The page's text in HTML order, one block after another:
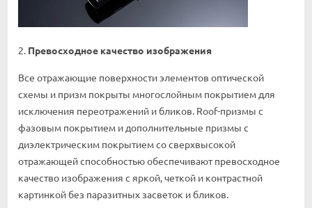
2. Превосходное качество изображения
Все отражающие поверхности элементов оптической
схемы и призм покрыты многослойным покрытием для
исключения переотражений и бликов. Roof-призмы с
фазовым покрытием и дополнительные призмы c
диэлектрическим покрытием со сверхвысокой
отражающей способностью обеспечивают превосходное
качество изображения с яркой, четкой и контрастной
картинкой без паразитных засветок и бликов.